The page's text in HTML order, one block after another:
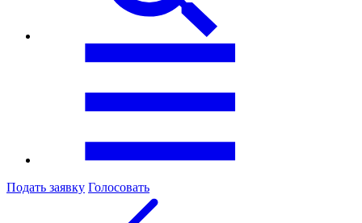
Подать заявку Голосовать